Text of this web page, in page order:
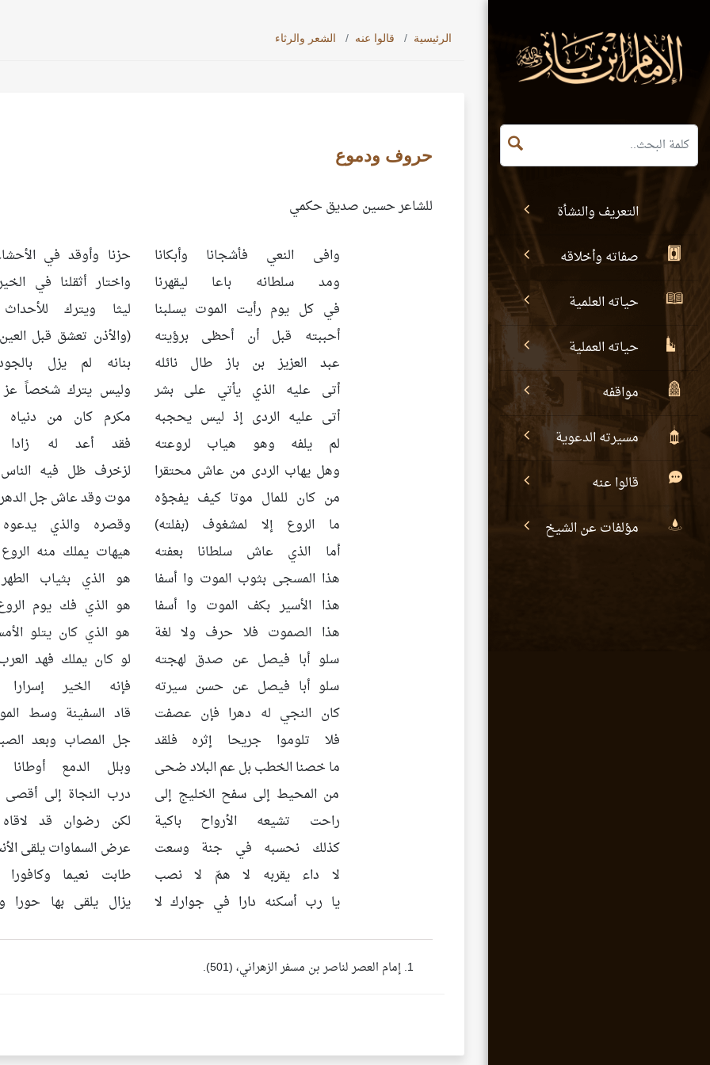
التعريف والنشأة
صفاته وأخلاقه
حياته العلمية
حياته العملية
مواقفه
مسيرته الدعوية
قالوا عنه
مؤلفات عن الشيخ
الرئيسية قالوا عنه الشعر والرثاء
حروف ودموع
للشاعر حسين صديق حكمي
وافى النعي فأشجانا وأبكانا
حزنا وأوقد في
ومد سلطانه باعا ليقهرنا
واختار أثقلنا في
في كل يوم رأيت الموت يسلبنا
ليثا ويترك للأحداث
أحببته قبل أن أحظى برؤيته
(والأذن تعشق قبل
عبد العزيز بن باز طال نائله
بنانه لم يزل
أتى عليه الذي يأتي على بشر
وليس يترك شخصاً عز
أتى عليه الردى إذ ليس يحجبه
مكرم كان من دنياه
لم يلفه وهو هياب لروعته
فقد أعد له زادا
وهل يهاب الردى من عاش محتقرا
لزخرف ظل فيه الناس
من كان للمال موتا كيف يفجؤه
موت وقد عاش جل الدهر
ما الروع إلا لمشغوف (بفلته)
وقصره والذي يدعوه
أما الذي عاش سلطانا بعفته
هيهات يملك منه
هذا المسجى بثوب الموت وا أسفا
هو الذي بثياب
هذا الأسير بكف الموت وا أسفا
هو الذي فك يوم الروع
هذا الصموت فلا حرف ولا لغة
هو الذي كان يتلو
سلو أبا فيصل عن صدق لهجته
لو كان يملك فهد
سلو أبا فيصل عن حسن سيرته
فإنه الخير إسرارا
كان النجي له دهرا فإن عصفت
قاد السفينة وسط
فلا تلوموا جريحا إثره فلقد
جل المصاب وبعد
ما خصنا الخطب بل عم البلاد ضحى
وبلل الدمع أوطانا
من المحيط إلى سفح الخليج إلى
درب النجاة إلى أقصى
راحت تشيعه الأرواح باكية
لكن رضوان قد لاقاه
كذلك نحسبه في جنة وسعت
عرض السماوات يلقى
لا داء يقربه لا همّ لا نصب
طابت نعيما وكافورا
يا رب أسكنه دارا في جوارك لا
يزال يلقى بها حورا
إمام العصر لناصر بن مسفر الزهراني، (501).